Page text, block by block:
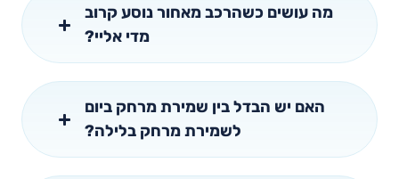
מה עושים כשהרכב מאחור נוסע קרוב
מדי אליי?
האם יש הבדל בין שמירת מרחק ביום
לשמירת מרחק בלילה?